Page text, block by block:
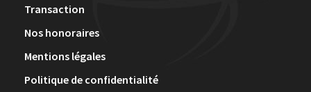
Transaction
Nos honoraires
Mentions légales
Politique de confidentialité